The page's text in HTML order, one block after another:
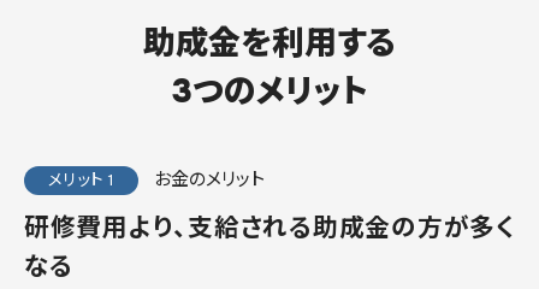
助成金を利用する
3つのメリット
メリット 1 お金のメリット
研修費用より、支給される助成金の方が多く
なる